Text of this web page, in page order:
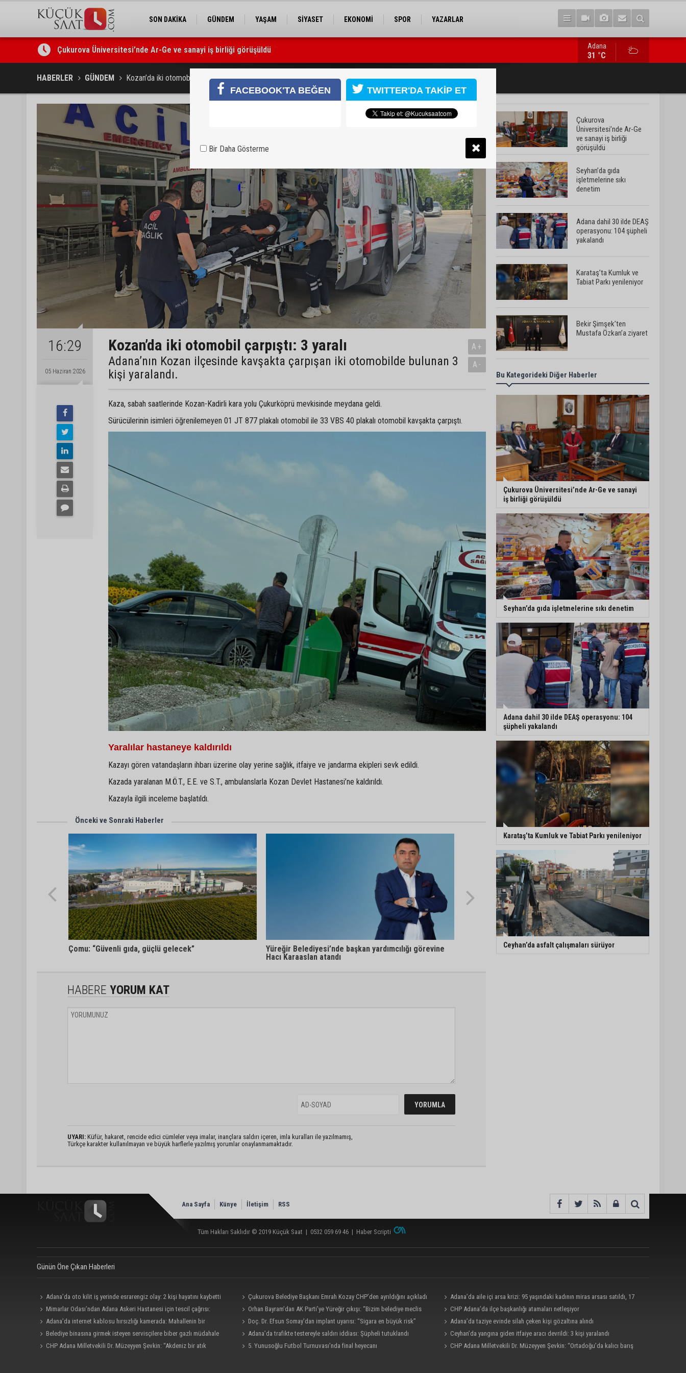
SON DAKİKA GÜNDEM YAŞAM SİYASET EKONOMİ SPOR YAZARLAR
Çukurova Üniversitesi’nde Ar-Ge ve sanayi iş birliği görüşüldü
Seyhan’da gıda işletmelerine sıkı denetim
Adana dahil 30 ilde DEAŞ operasyonu: 104 şüpheli yakalandı
Adana
31 °C
HABERLER GÜNDEM Kozan’da iki otomobil çarpıştı: 3 yaralı
16:29
05 Haziran 2026
Kozan’da iki otomobil çarpıştı: 3 yaralı
Adana’nın Kozan ilçesinde kavşakta çarpışan iki otomobilde bulunan 3
kişi yaralandı.
A+
A-
Kaza, sabah saatlerinde Kozan-Kadirli kara yolu Çukurköprü mevkisinde meydana geldi.
Sürücülerinin isimleri öğrenilemeyen 01 JT 877 plakalı otomobil ile 33 VBS 40 plakalı otomobil kavşakta çarpıştı.
Yaralılar hastaneye kaldırıldı
Kazayı gören vatandaşların ihbarı üzerine olay yerine sağlık, itfaiye ve jandarma ekipleri sevk edildi.
Kazada yaralanan M.Ö.T., E.E. ve S.T., ambulanslarla Kozan Devlet Hastanesi’ne kaldırıldı.
Kazayla ilgili inceleme başlatıldı.
Önceki ve Sonraki Haberler
Çomu: “Güvenli gıda, güçlü gelecek”
Yüreğir Belediyesi’nde başkan yardımcılığı görevine
Hacı Karaaslan atandı
HABERE YORUM KAT
UYARI: Küfür, hakaret, rencide edici cümleler veya imalar, inançlara saldırı içeren, imla kuralları ile yazılmamış,
Türkçe karakter kullanılmayan ve büyük harflerle yazılmış yorumlar onaylanmamaktadır.
Çukurova
Üniversitesi’nde Ar-Ge
ve sanayi iş birliği
görüşüldü
Seyhan’da gıda
işletmelerine sıkı
denetim
Adana dahil 30 ilde DEAŞ
operasyonu: 104 şüpheli
yakalandı
Karataş’ta Kumluk ve
Tabiat Parkı yenileniyor
Bekir Şimşek’ten
Mustafa Özkan’a ziyaret
Ceyhan’da asfalt
çalışmaları sürüyor
Ceyhan’da açık hava
sineması keyfi iki farklı
parkta devam ediyor
5. Yunusoğlu Futbol
Turnuvası’nda final
heyecanı
Ceyhan’da Necdet
Sevinç Parkı’nda bakım
çalışması
Orhan Bayram’dan AK
Parti’ye Yüreğir çıkışı:
“Bizim belediye meclis
üyelerimize ne yaptınız?
Bu Kategorideki Diğer Haberler
Çukurova Üniversitesi’nde Ar-Ge ve sanayi
iş birliği görüşüldü
Seyhan’da gıda işletmelerine sıkı denetim
Adana dahil 30 ilde DEAŞ operasyonu: 104
şüpheli yakalandı
Karataş’ta Kumluk ve Tabiat Parkı yenileniyor
Ceyhan’da asfalt çalışmaları sürüyor
Ana Sayfa Künye İletişim RSS
Tüm Hakları Saklıdır © 2019 Küçük Saat | 0532 059 69 46 | Haber Scripti
Günün Öne Çıkan Haberleri
Adana’da oto kilit iş yerinde esrarengiz olay: 2 kişi hayatını kaybetti Çukurova Belediye Başkanı Emrah Kozay CHP’den ayrıldığını açıkladı
Adana’da aile içi arsa krizi: 95 yaşındaki kadının miras arsası satıldı, 17
milyonun 13 milyonu harcandı
Mimarlar Odası’ndan Adana Askeri Hastanesi için tescil çağrısı:
“Satılmamalı, amaç dışı kullanılmamalı”
Orhan Bayram’dan AK Parti’ye Yüreğir çıkışı: “Bizim belediye meclis
üyelerimize ne yaptınız? Siz önce onu anlatın”
CHP Adana’da ilçe başkanlığı atamaları netleşiyor
Adana’da internet kablosu hırsızlığı kamerada: Mahallenin bir
bölümünde internet erişimi kesildi
Doç. Dr. Efsun Somay’dan implant uyarısı: “Sigara en büyük risk”
Adana’da taziye evinde silah çeken kişi gözaltına alındı
Belediye binasına girmek isteyen servisçilere biber gazlı müdahale
Adana’da trafikte testereyle saldırı iddiası: Şüpheli tutuklandı
Ceyhan’da yangına giden itfaiye aracı devrildi: 3 kişi yaralandı
CHP Adana Milletvekili Dr. Müzeyyen Şevkin: “Akdeniz bir atık
5. Yunusoğlu Futbol Turnuvası’nda final heyecanı
CHP Adana Milletvekili Dr. Müzeyyen Şevkin: “Ortadoğu’da kalıcı barış
FACEBOOK'TA BEĞEN TWITTER'DA TAKİP ET
Bir Daha Gösterme